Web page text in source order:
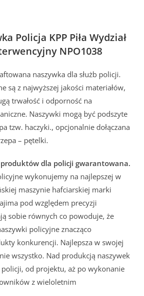
Policja KPP Piła Wydział
NPO1038
naszywka dla służb policji.
są z najwyższej jakości materiałów,
trwałość i odporność na
Naszywki mogą być podszyte
tzw. haczyki., opcjonalnie dołączana
– pętelki.
produktów dla policji gwarantowana.
wykonujemy na najlepszej w
maszynie hafciarskiej marki
pod względem precyzji
sobie równych co powoduje, że
policyjne znacząco
konkurencji. Najlepsza w swojej
wszystko. Nad produkcją naszywek
od projektu, aż po wykonanie
z wieloletnim